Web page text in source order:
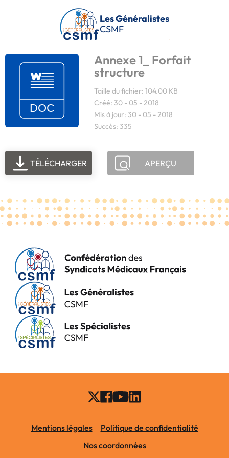
Passer au contenu principal
Les Généralistes
CSMF
Annexe 1_ Forfait
structure
Taille du fichier: 104.00 KB
Créé: 30 - 05 - 2018
Mis à jour: 30 - 05 - 2018
Succès: 335
TÉLÉCHARGER APERÇU
Mentions légales
Politique de confidentialité
Nos coordonnées